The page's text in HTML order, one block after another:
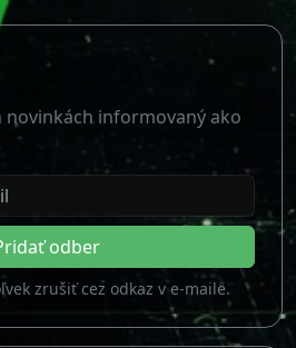
novinkách informovaný ako
odber
zrušiť cez odkaz v e-maile.